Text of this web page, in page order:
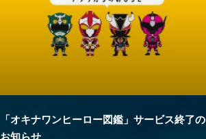
「オキナワンヒーロー図鑑」サービス終了の
お知らせ